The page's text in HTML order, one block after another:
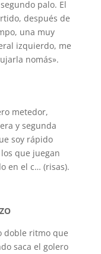
palo. El
después de
una muy
izquierdo, me
nomás».
metedor,
y segunda
soy rápido
que juegan
en el c… (risas).
doble ritmo que
saca el golero